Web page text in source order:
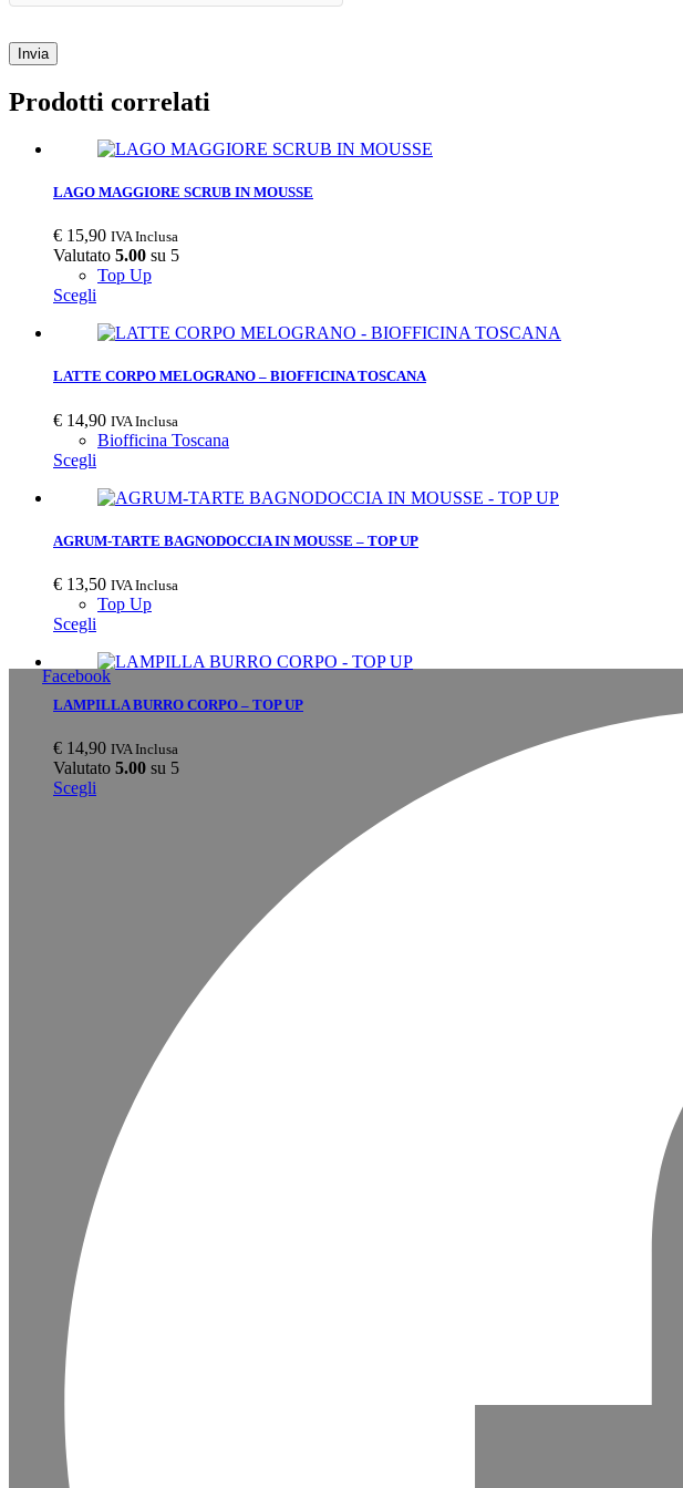
Invia
Prodotti correlati
LAGO MAGGIORE SCRUB IN MOUSSE
€ 15,90 IVA Inclusa
Valutato 5.00 su 5
Top Up
Scegli
LATTE CORPO MELOGRANO – BIOFFICINA TOSCANA
€ 14,90 IVA Inclusa
Biofficina Toscana
Scegli
AGRUM-TARTE BAGNODOCCIA IN MOUSSE – TOP UP
€ 13,50 IVA Inclusa
Top Up
Scegli
LAMPILLA BURRO CORPO – TOP UP
€ 14,90 IVA Inclusa
Valutato 5.00 su 5
Scegli
Facebook